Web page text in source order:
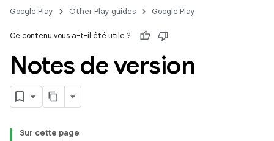
Google Play Other Play guides Google Play
Ce contenu vous a-t-il été utile ?
Notes de version
Sur cette page